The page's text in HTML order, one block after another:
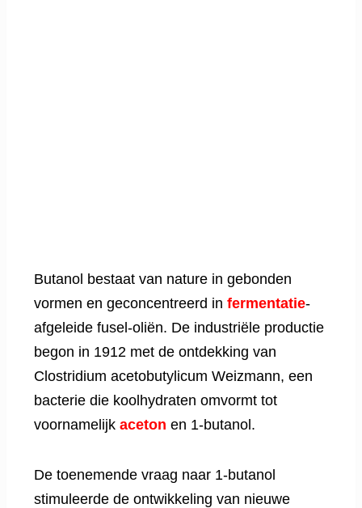
Butanol bestaat van nature in gebonden
vormen en geconcentreerd in fermentatie-
afgeleide fusel-oliën. De industriële productie
begon in 1912 met de ontdekking van
Clostridium acetobutylicum Weizmann, een
bacterie die koolhydraten omvormt tot
voornamelijk aceton en 1-butanol.
De toenemende vraag naar 1-butanol
stimuleerde de ontwikkeling van nieuwe